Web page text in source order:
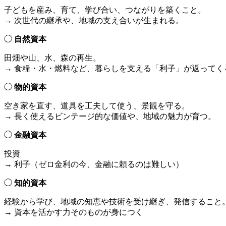
子どもを産み、育て、学び合い、つながりを築くこと。
→ 次世代の継承や、地域の支え合いが生まれる。
◯ 自然資本
田畑や山、水、森の再生。
→ 食糧・水・燃料など、暮らしを支える「利子」が返ってく
◯ 物的資本
空き家を直す、道具を工夫して使う、景観を守る。
→ 長く使えるビンテージ的な価値や、地域の魅力が育つ。
◯ 金融資本
投資
→ 利子（ゼロ金利の今、金融に頼るのは難しい）
◯ 知的資本
経験から学び、地域の知恵や技術を受け継ぎ、発信すること
→ 資本を活かす力そのものが身につく